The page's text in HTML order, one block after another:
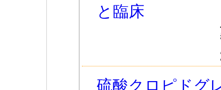
と臨床
硫酸クロピドグ